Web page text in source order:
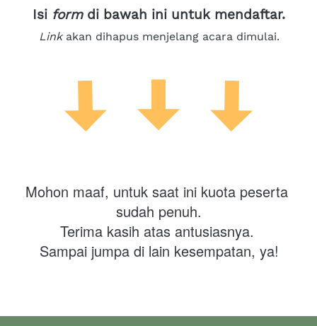
Isi form di bawah ini untuk mendaftar.
Link akan dihapus menjelang acara dimulai.
Mohon maaf, untuk saat ini kuota peserta
sudah penuh.
Terima kasih atas antusiasnya.
Sampai jumpa di lain kesempatan, ya!